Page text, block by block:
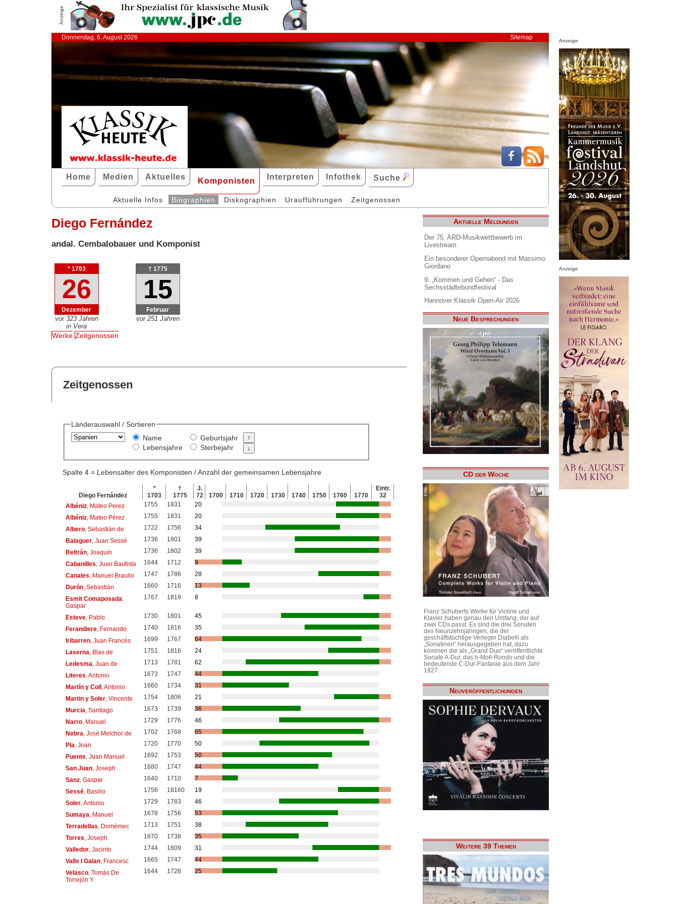
Anzeige
Donnerstag, 6. August 2026 Sitemap
Home Medien Aktuelles Komponisten Interpreten Infothek Suche
Aktuelle Infos Biographien Diskographien Uraufführungen Zeitgenossen
Diego Fernández
andal. Cembalobauer und Komponist
* 1703
26
Dezember
vor 323 Jahren
in Vera
† 1775
15
Februar
vor 251 Jahren
Werke Zeitgenossen
Zeitgenossen
Länderauswahl / Sortieren
Name
Lebensjahre
Geburtsjahr
Sterbejahr
Spalte 4 = Lebensalter des Komponisten / Anzahl der gemeinsamen Lebensjahre
Diego Fernández
*
1703
†
1775
J.
72
1700 1710 1720 1730 1740 1750 1760 1770
Eintr.
32
Albéniz, Mateo Perez 1755 1831
20
Albéniz, Mateo Pérez 1755 1831
20
Albero, Sebastián de 1722 1756
34
Balaguer, Juan Sessé 1736 1801
39
Beltrán, Joaquín 1736 1802
39
Cabanilles , Juan Bautista 1644 1712
9
Canales , Manuel Braulio 1747 1786
28
Durón, Sebastián 1660 1716
13
Esmit Comaposada
Gaspar
1767 1819 8
Esteve, Pablo 1730 1801
45
Ferandiere, Fernando 1740 1816
35
Iribarren, Juan Francés 1699 1767
64
Laserna , Blas de 1751 1816
24
Ledesma , Juan de 1713 1781
62
Literes , Antonio 1673 1747
44
Martín y Coll, Antonio 1660 1734
31
Martin y Soler, Vincente 1754 1806
21
Murcia , Santiago 1673 1739
36
Narro, Manuel 1729 1776
46
Nebra , José Melchor de 1702 1768
65
Pla , Joan 1720 1770
50
Puente, Juan Manuel 1692 1753
50
San Juan, Joseph 1680 1747
44
Sanz, Gaspar 1640 1710
7
Sessé, Basilio 1756 18160
19
Soler, Antonio 1729 1783
46
Sumaya , Manuel 1678 1756
53
Terradellas , Domèmec 1713 1751
38
Torres , Joseph 1670 1738
35
Valledor, Jacinto 1744 1809
31
Valls I Galan, Francesc 1665 1747
44
Velasco, Tomás De
Torrejón Y
1644 1728 25
Aktuelle Meldungen
Der 75. ARD-Musikwettbewerb im
Livestream
Ein besonderer Opernabend mit Massimo
Giordano
9. „Kommen und Gehen“ - Das
Sechsstädtebundfestival
Hannover Klassik Open-Air 2026
Neue Besprechungen
CD der Woche
Franz Schuberts Werke für Violine und
Klavier haben genau den Umfang, der auf
zwei CDs passt. Es sind die drei Sonaten
des Neunzehnjährigen, die der
geschäftstüchtige Verleger Diabelli als
„Sonatinen“ herausgegeben hat, dazu
kommen die als „Grand Duo“ veröffentlichte
Sonate A-Dur, das h-Moll-Rondo und die
bedeutende C-Dur-Fantasie aus dem Jahr
1827.
Neuveröffentlichungen
Weitere 39 Themen
Anzeige
Anzeige